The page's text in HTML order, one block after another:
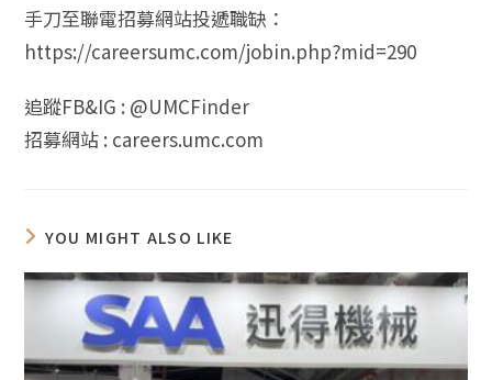
手刀至聯電招募網站投遞職缺：
https://careersumc.com/jobin.php?mid=290
追蹤FB&IG : @UMCFinder
招募網站 : careers.umc.com
YOU MIGHT ALSO LIKE